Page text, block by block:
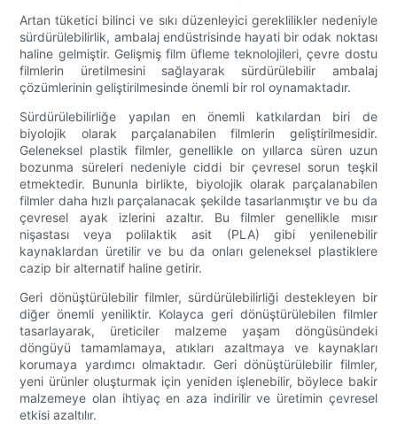
Artan tüketici bilinci ve sıkı düzenleyici gereklilikler nedeniyle
sürdürülebilirlik, ambalaj endüstrisinde hayati bir odak noktası
haline gelmiştir. Gelişmiş film üfleme teknolojileri, çevre dostu
filmlerin üretilmesini sağlayarak sürdürülebilir ambalaj
çözümlerinin geliştirilmesinde önemli bir rol oynamaktadır.
Sürdürülebilirliğe yapılan en önemli katkılardan biri de
biyolojik olarak parçalanabilen filmlerin geliştirilmesidir.
Geleneksel plastik filmler, genellikle on yıllarca süren uzun
bozunma süreleri nedeniyle ciddi bir çevresel sorun teşkil
etmektedir. Bununla birlikte, biyolojik olarak parçalanabilen
filmler daha hızlı parçalanacak şekilde tasarlanmıştır ve bu da
çevresel ayak izlerini azaltır. Bu filmler genellikle mısır
nişastası veya polilaktik asit (PLA) gibi yenilenebilir
kaynaklardan üretilir ve bu da onları geleneksel plastiklere
cazip bir alternatif haline getirir.
Geri dönüştürülebilir filmler, sürdürülebilirliği destekleyen bir
diğer önemli yeniliktir. Kolayca geri dönüştürülebilen filmler
tasarlayarak, üreticiler malzeme yaşam döngüsündeki
döngüyü tamamlamaya, atıkları azaltmaya ve kaynakları
korumaya yardımcı olmaktadır. Geri dönüştürülebilir filmler,
yeni ürünler oluşturmak için yeniden işlenebilir, böylece bakir
malzemeye olan ihtiyaç en aza indirilir ve üretimin çevresel
etkisi azaltılır.